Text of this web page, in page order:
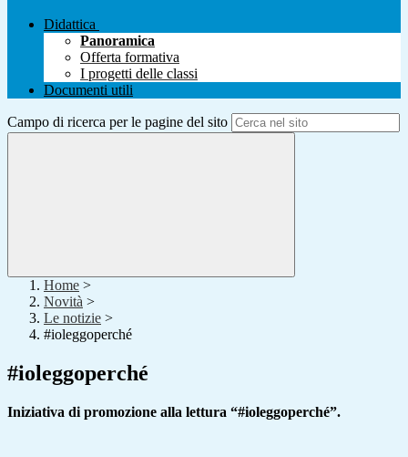
Didattica
Panoramica
Offerta formativa
I progetti delle classi
Documenti utili
Campo di ricerca per le pagine del sito
Home >
Novità >
Le notizie >
#ioleggoperché
#ioleggoperché
Iniziativa di promozione alla lettura “#ioleggoperché”.